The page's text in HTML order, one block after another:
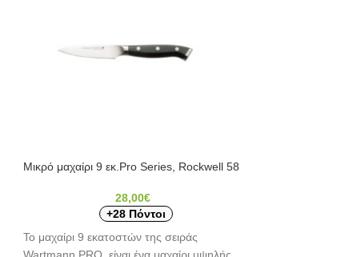
Μικρό μαχαίρι 9 εκ.Pro Series, Rockwell 58
28,00€
+28 Πόντοι
Το μαχαίρι 9 εκατοστών της σειράς